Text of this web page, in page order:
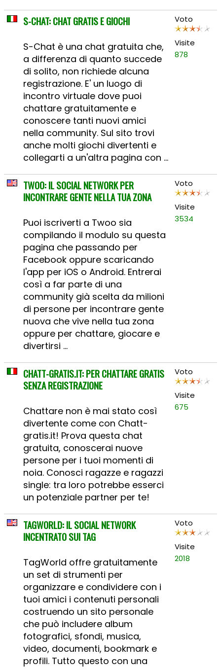
S-CHAT: CHAT GRATIS E GIOCHI
S-Chat è una chat gratuita che,
a differenza di quanto succede
di solito, non richiede alcuna
registrazione. E' un luogo di
incontro virtuale dove puoi
chattare gratuitamente e
conoscere tanti nuovi amici
nella community. Sul sito trovi
anche molti giochi divertenti e
collegarti a un'altra pagina con ...
Voto
Visite
878
TWOO: IL SOCIAL NETWORK PER
INCONTRARE GENTE NELLA TUA ZONA
Puoi iscriverti a Twoo sia
compilando il modulo su questa
pagina che passando per
Facebook oppure scaricando
l'app per iOS o Android. Entrerai
così a far parte di una
community già scelta da milioni
di persone per incontrare gente
nuova che vive nella tua zona
oppure per chattare, giocare e
divertirsi ...
Voto
Visite
3534
CHATT-GRATIS.IT: PER CHATTARE GRATIS
SENZA REGISTRAZIONE
Chattare non è mai stato così
divertente come con Chatt-
gratis.it! Prova questa chat
gratuita, conoscerai nuove
persone per i tuoi momenti di
noia. Conosci ragazze e ragazzi
single: tra loro potrebbe esserci
un potenziale partner per te!
Voto
Visite
675
TAGWORLD: IL SOCIAL NETWORK
INCENTRATO SUI TAG
TagWorld offre gratuitamente
un set di strumenti per
organizzare e condividere con i
tuoi amici i contenuti personali
costruendo un sito personale
che può includere album
fotografici, sfondi, musica,
video, documenti, bookmark e
profili. Tutto questo con una
Voto
Visite
2018